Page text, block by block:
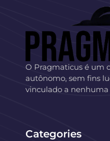
O Pragmaticus é um
autônomo, sem fins
vinculado a
Categories